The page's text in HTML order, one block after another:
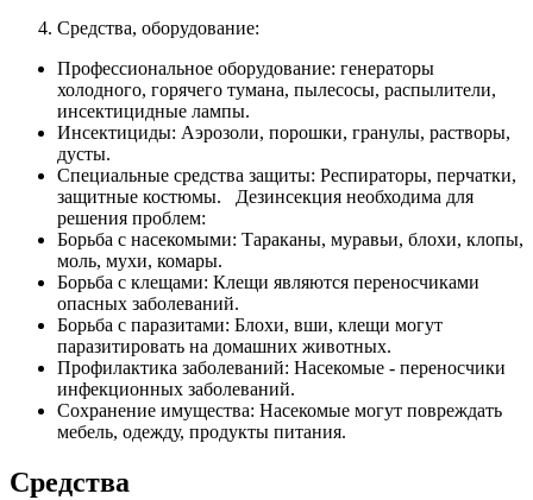
Средства, оборудование:
Профессиональное оборудование: генераторы
холодного, горячего тумана, пылесосы, распылители,
инсектицидные лампы.
Инсектициды: Аэрозоли, порошки, гранулы, растворы,
дусты.
Специальные средства защиты: Респираторы, перчатки,
защитные костюмы. Дезинсекция необходима для
решения проблем:
Борьба с насекомыми: Тараканы, муравьи, блохи, клопы,
моль, мухи, комары.
Борьба с клещами: Клещи являются переносчиками
опасных заболеваний.
Борьба с паразитами: Блохи, вши, клещи могут
паразитировать на домашних животных.
Профилактика заболеваний: Насекомые - переносчики
инфекционных заболеваний.
Сохранение имущества: Насекомые могут повреждать
мебель, одежду, продукты питания.
Средства